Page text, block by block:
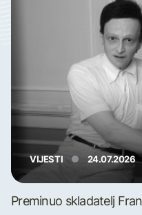
VIJESTI 24.07.2026
Preminuo skladatelj